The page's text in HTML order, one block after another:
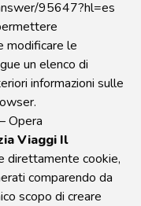
95647?hl=es
modificare le
un elenco di
informazioni sulle
Opera
Viaggi Il
direttamente cookie,
comparendo da
scopo di creare